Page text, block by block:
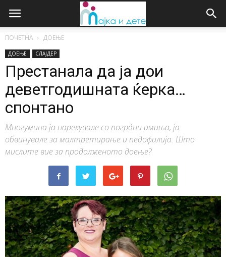
ПОЧЕТНА ДОЕЊЕ
ДОЕЊЕ СЛАЈДЕР
Престанала да ја дои
деветгодишната ќерка…
спонтано
Многумина ја нарекувале со погрдни имиња, ја
обвинувале за малтретирање и педофилија. Што
мислите вие за продолженото доење?